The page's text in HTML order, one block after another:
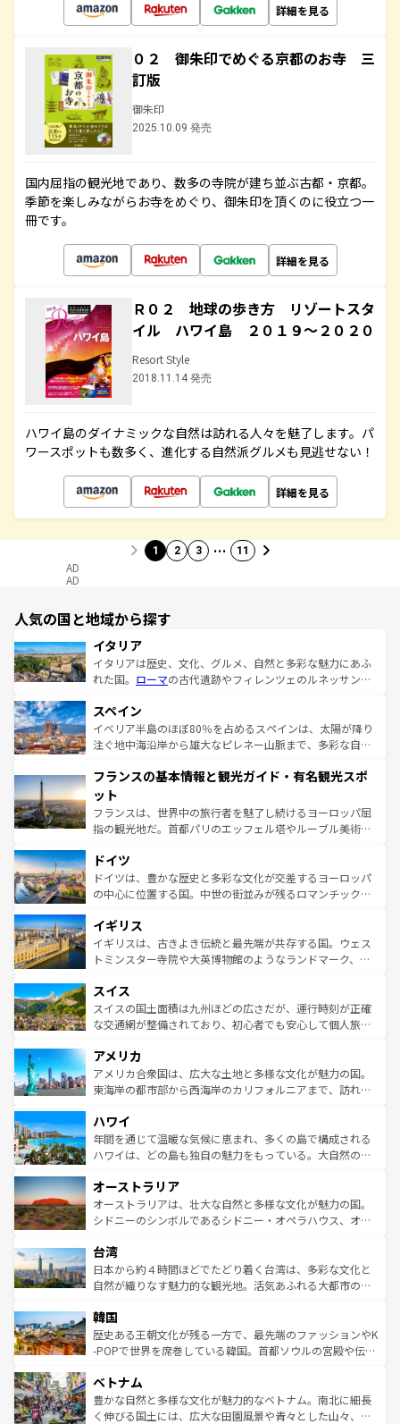
詳細を見る
０２ 御朱印でめぐる京都のお寺 三
訂版
御朱印
2025.10.09 発売
国内屈指の観光地であり、数多の寺院が建ち並ぶ古都・京都。
季節を楽しみながらお寺をめぐり、御朱印を頂くのに役立つ一
冊です。
詳細を見る
Ｒ０２ 地球の歩き方 リゾートスタ
イル ハワイ島 ２０１９～２０２０
Resort Style
2018.11.14 発売
ハワイ島のダイナミックな自然は訪れる人々を魅了します。パ
ワースポットも数多く、進化する自然派グルメも見逃せない！
詳細を見る
1 2 3 … 11
AD
AD
人気の国と地域から探す
イタリア
イタリアは歴史、文化、グルメ、自然と多彩な魅力にあふ
れた国。 ローマの古代遺跡やフィレンツェのルネッサンス
ろん、トスカーナの美しい田園風景やアマルフィ海岸の絶
景など、自然景観も見逃せない。観光の合間には、本場の
ピザやパスタなど、絶品のイタリア料理を堪能することも
ませてくれるイタリアで、忘れられない旅をしてみよう！
なお、新着のイタリア情報は
しい。
スペイン
イベリア半島のほぼ80％を占めるスペインは、太陽が降り
注ぐ地中海沿岸から雄大なピレネー山脈まで、多彩な自然
文化が根付くこの国では、情熱的なフラメンコ、熱気あふ
れる闘牛、そして美味しいタパスが生活の一部となってい
る。首都マドリードの洗練された雰囲気や、バルセロナの
アートに溢れた街角から、地方では古代ローマ遺跡や中世
せる。地方によって風土や気候が異なるスペインはその個
性で訪れる人を魅了する。 なお、新着のスペイン情報は コ
ンテンツ一覧を参照してほしい。
フランスの基本情報と観光ガイド・有名観光スポ
ット
フランスは、世界中の旅行者を魅了し続けるヨーロッパ屈
指の観光地だ。首都パリのエッフェル塔やルーブル美術館
で、幅広い魅力が詰まっている。華麗な宮殿、歴史的な大
聖堂、美しいビーチ、そして豊かな自然が、訪れる者を心
から魅了する。また、フランスは美食の国としても知ら
いる。シャンパンの発祥地であるランス、プロヴァンスの
香り高いラベンダー畑など、多彩な楽しみ方が可能だ。さ
らに、パリ以外の地域にも魅力が溢れており、どの街角に
れる地方に足を運ぶとそれぞれで全く異なる文化を体験で
きるだろう。 なお、新着のフランス情報はコンテンツ一覧
を参照してほしい。
ドイツ
ドイツは、豊かな歴史と多彩な文化が交差するヨーロッパ
の中心に位置する国。中世の街並みが残るロマンチック街
顔を持つこの国は、どこを歩いても飽きることがない。ベ
ルリンの文化的活気、バイエルン州のアルプスの絶景、そ
してライン川沿いのワイン畑といった風景は必見。ビール
は、お酒好きな人にはぜひ体験してほしい。 なお、新着の
ドイツ情報はコンテンツ一覧を参照してほしい。
イギリス
イギリスは、古きよき伝統と最先端が共存する国。ウェス
トミンスター寺院や大英博物館のようなランドマーク、歴
リアごとに異なる魅力がある。また、優雅なアフタヌーン
ティー、ビール好きにはたまらない英国パブ、サッカー観
戦など、本場だからこそできる体験も豊富。イギリスを旅
ンツ一覧を参照してほしい。
スイス
スイスの国土面積は九州ほどの広さだが、運行時刻が正確
な交通網が整備されており、初心者でも安心して個人旅行
の建物がそのまま残る町や、スイスならではのユニークな
博物館もあり、アルプス観光だけでなく町歩きも満喫する
ことができる。国民の所得が高いため物価も高いが、旅行
ば市内交通費無料で観光を楽しむこともできる。 なお、新
着のスイス情報はコンテンツ一覧 を参照してほしい。
アメリカ
アメリカ合衆国は、広大な土地と多様な文化が魅力の国。
東海岸の都市部から西海岸のカリフォルニアまで、訪れる
のような巨大都市は、観光、ショッピング、エンターテイ
ンメントが詰まった刺激的なスポットだ。一方、アメリカ
西部には大自然が広がり、グランドキャニオンやイエロー
部のニューオーリンズでは、音楽と美食が融合した独特の
文化が魅力。旅行者はアメリカの各地域で異なる魅力を楽
しみながら、その多様性と豊かな歴史を感じることができ
ならではの贅沢な旅のスタイルだ。 なお、新着のアメリカ
情報はコンテンツ一覧を参照してほしい。
ハワイ
年間を通じて温暖な気候に恵まれ、多くの島で構成される
ハワイは、どの島も独自の魅力をもっている。大自然の神
ワイ島は見逃せない。また、定番の観光地といえばオアフ
島だが、静かな自然を求めるならマウイ島やカウアイ島が
おすすめ。エメラルドグリーンに輝く海をはじめ、豊かな
れるおもてなしの心で訪れる人々を迎えてくれるハワイの
人々、おいしいローカルフードやハワイアンミュージッ
ク、伝統的なフラダンスなど、すべてがハワイの魅力を彩
ワイを、存分に味わってほしい。 なお、新着のハワイ情報
はコンテンツ一覧を参照してほしい。
オーストラリア
オーストラリアは、壮大な自然と多様な文化が魅力の国。
シドニーのシンボルであるシドニー・オペラハウス、オー
リアリーフや大陸中央部にそびえるウルル（エアーズロッ
ク）、タスマニアの美しい原生林やケアンズの熱帯雨林な
ど、見どころがたくさん。また、カフェやワイン、オージ
いる。アクティビティも充実しており、サーフィンやダイ
ビング、ハイキングなど、アウトドア好きにはたまらな
い。オーストラリアの多彩な魅力を存分に味わいつくそ
参照してほしい。
台湾
日本から約４時間ほどでたどり着く台湾は、多彩な文化と
自然が織りなす魅力的な観光地。活気あふれる大都市の台
ン）、静ひつな山岳地帯である台湾東部など、都市の喧騒
と山間の静けさが共存しており、訪れる人に新しい発見と
驚きをもたらしてくれる。また、奥深い台湾の食文化も魅
容にもいいと評判のスイーツなど、バラエティ豊かな料理
が味わえる。 なお、新着の台湾情報は コンテンツ一覧を参
照してほしい。
韓国
歴史ある王朝文化が残る一方で、最先端のファッションやK
-POPで世界を席巻している韓国。首都ソウルの宮殿や伝統
き、地方に足を延ばせば四季折々の自然美を楽しむことが
できる。そして、キムチや焼肉、絶品のストリートフード
まで、さまざまな韓国料理が待っている。夜には、韓国な
ベトナム
豊かな自然と多様な文化が魅力的なベトナム。南北に細長
く伸びる国土には、広大な田園風景や青々とした山々、世